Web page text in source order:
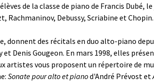
de la classe de piano de Francis Dubé,
Rachmaninov, Debussy, Scriabine et
des récitals en duo alto-piano
Denis Gougeon. En mars 1998, elles
artistes vous proposent un répertoire de
Sonate pour alto et pianod'André Prévost et